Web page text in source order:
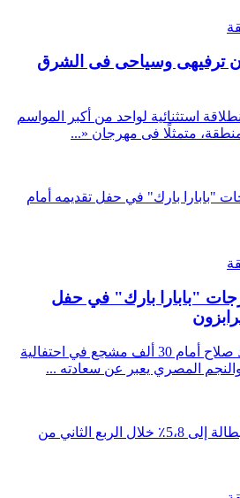
ترفيهى وسياحى فى الشرق
موسم صيف ٢٠٢٦ انطلاقة استثنائية لواحد من أكبر المواسم
متمثلًا فى مهرجان «...
"بابارا بارك" في حفل
طرابزون سبور يقدم محمد صلاح أمام 30 ألف مشجع في احتفالية
المصري يعبر عن سعادته ...